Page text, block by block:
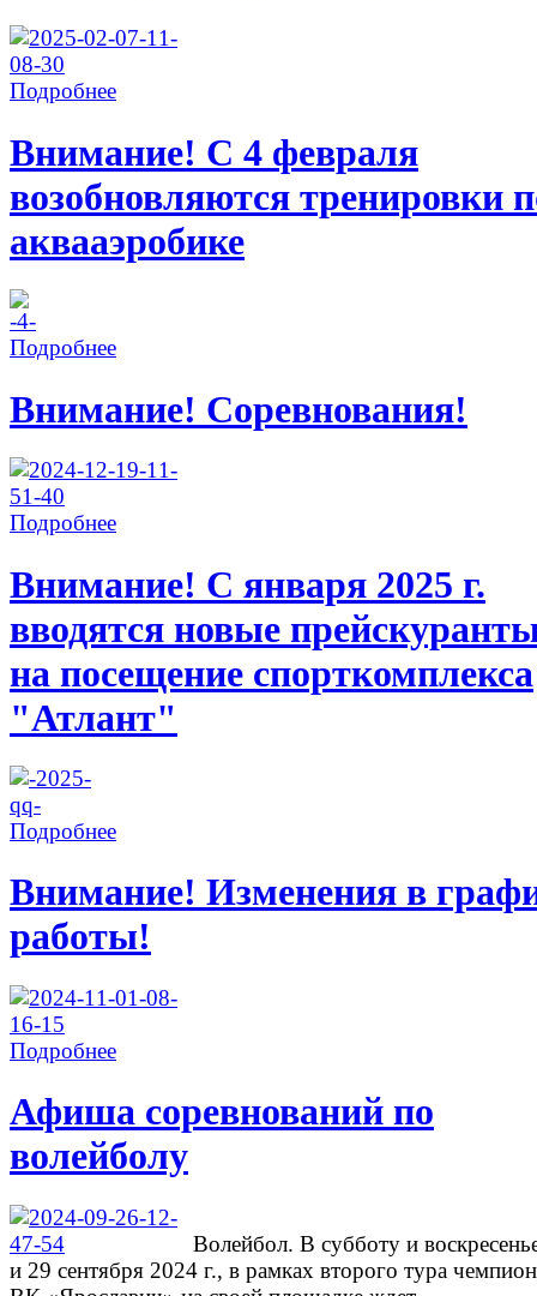
Подробнее
Внимание! С 4 февраля
возобновляются тренировки
аквааэробике
Подробнее
Внимание! Соревнования!
Подробнее
Внимание! С января 2025 г.
вводятся новые
на посещение спорткомплекса
"Атлант"
Подробнее
Внимание! Изменения в
работы!
Подробнее
Афиша соревнований по
волейболу
Волейбол. В субботу и
и 29 сентября 2024 г., в рамках второго тура